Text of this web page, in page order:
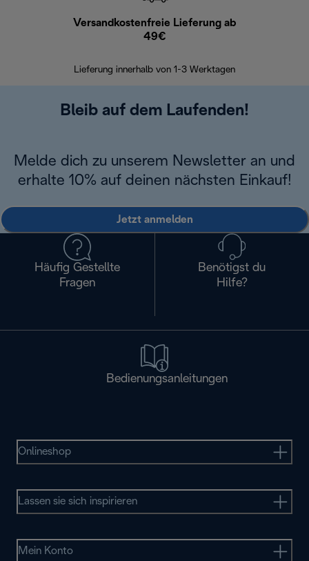
Versandkostenfreie Lieferung ab
49€
Lieferung innerhalb von 1-3 Werktagen
Bleib auf dem Laufenden!
Melde dich zu unserem Newsletter an und
erhalte 10% auf deinen nächsten Einkauf!
Jetzt anmelden
Häufig Gestellte
Fragen
Benötigst du
Hilfe?
Bedienungsanleitungen
Onlineshop
Lassen sie sich inspirieren
Mein Konto